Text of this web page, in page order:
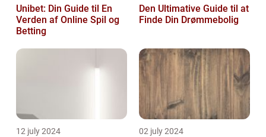
Unibet: Din Guide til En
Verden af Online Spil og
Betting
Den Ultimative Guide til at
Finde Din Drømmebolig
12 july 2024 02 july 2024